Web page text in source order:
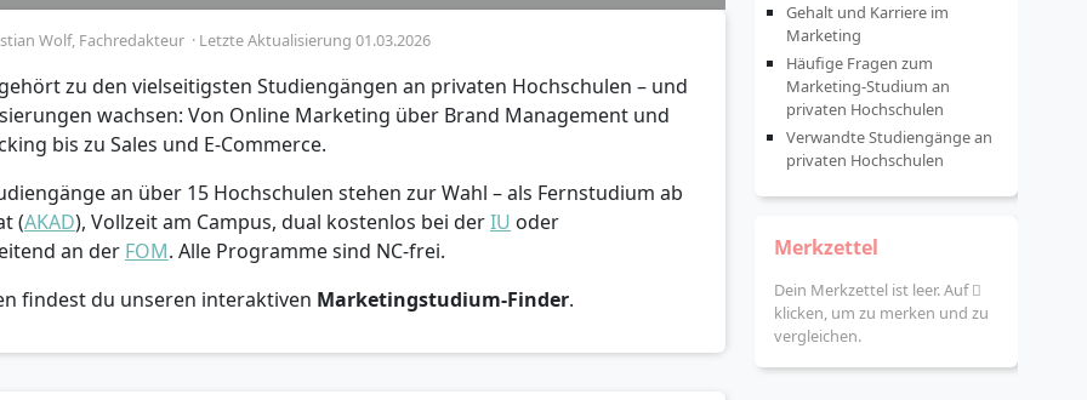
Wolf, Fachredakteur · Letzte Aktualisierung 01.03.2026
zu den vielseitigsten Studiengängen an privaten Hochschulen – und
wachsen: Von Online Marketing über Brand Management und
bis zu Sales und E-Commerce.
an über 15 Hochschulen stehen zur Wahl – als Fernstudium ab
(AKAD), Vollzeit am Campus, dual kostenlos bei derIU oder
an der FOM. Alle Programme sind NC-frei.
findest du unseren interaktiven Marketingstudium-Finder.
Gehalt und Karriere im
Marketing
Häufige Fragen zum
Marketing-Studium an
privaten Hochschulen
Verwandte Studiengänge an
privaten Hochschulen
Merkzettel
Dein Merkzettel ist leer. Auf
klicken, um zu merken und zu
vergleichen.